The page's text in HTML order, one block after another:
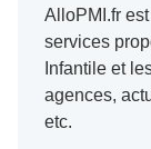
AlloPMI.fr
services
Infantile et
agences,
etc.